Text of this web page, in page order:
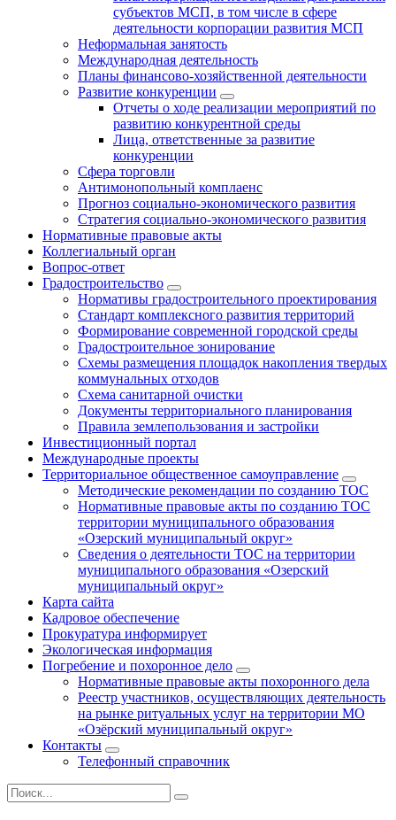
субъектов МСП, в том числе в сфере
деятельности корпорации развития МСП
Неформальная занятость
Международная деятельность
Планы финансово-хозяйственной деятельности
Развитие конкуренции
Отчеты о ходе реализации мероприятий по
развитию конкурентной среды
Лица, ответственные за развитие
конкуренции
Сфера торговли
Антимонопольный комплаенс
Прогноз социально-экономического развития
Стратегия социально-экономического развития
Нормативные правовые акты
Коллегиальный орган
Вопрос-ответ
Градостроительство
Нормативы градостроительного проектирования
Стандарт комплексного развития территорий
Формирование современной городской среды
Градостроительное зонирование
Схемы размещения площадок накопления твердых
коммунальных отходов
Схема санитарной очистки
Документы территориального планирования
Правила землепользования и застройки
Инвестиционный портал
Международные проекты
Территориальное общественное самоуправление
Методические рекомендации по созданию ТОС
Нормативные правовые акты по созданию ТОС
территории муниципального образования
«Озерский муниципальный округ»
Сведения о деятельности ТОС на территории
муниципального образования «Озерский
муниципальный округ»
Карта сайта
Кадровое обеспечение
Прокуратура информирует
Экологическая информация
Погребение и похоронное дело
Нормативные правовые акты похоронного дела
Реестр участников, осуществляющих деятельность
на рынке ритуальных услуг на территории МО
«Озёрский муниципальный округ»
Контакты
Телефонный справочник